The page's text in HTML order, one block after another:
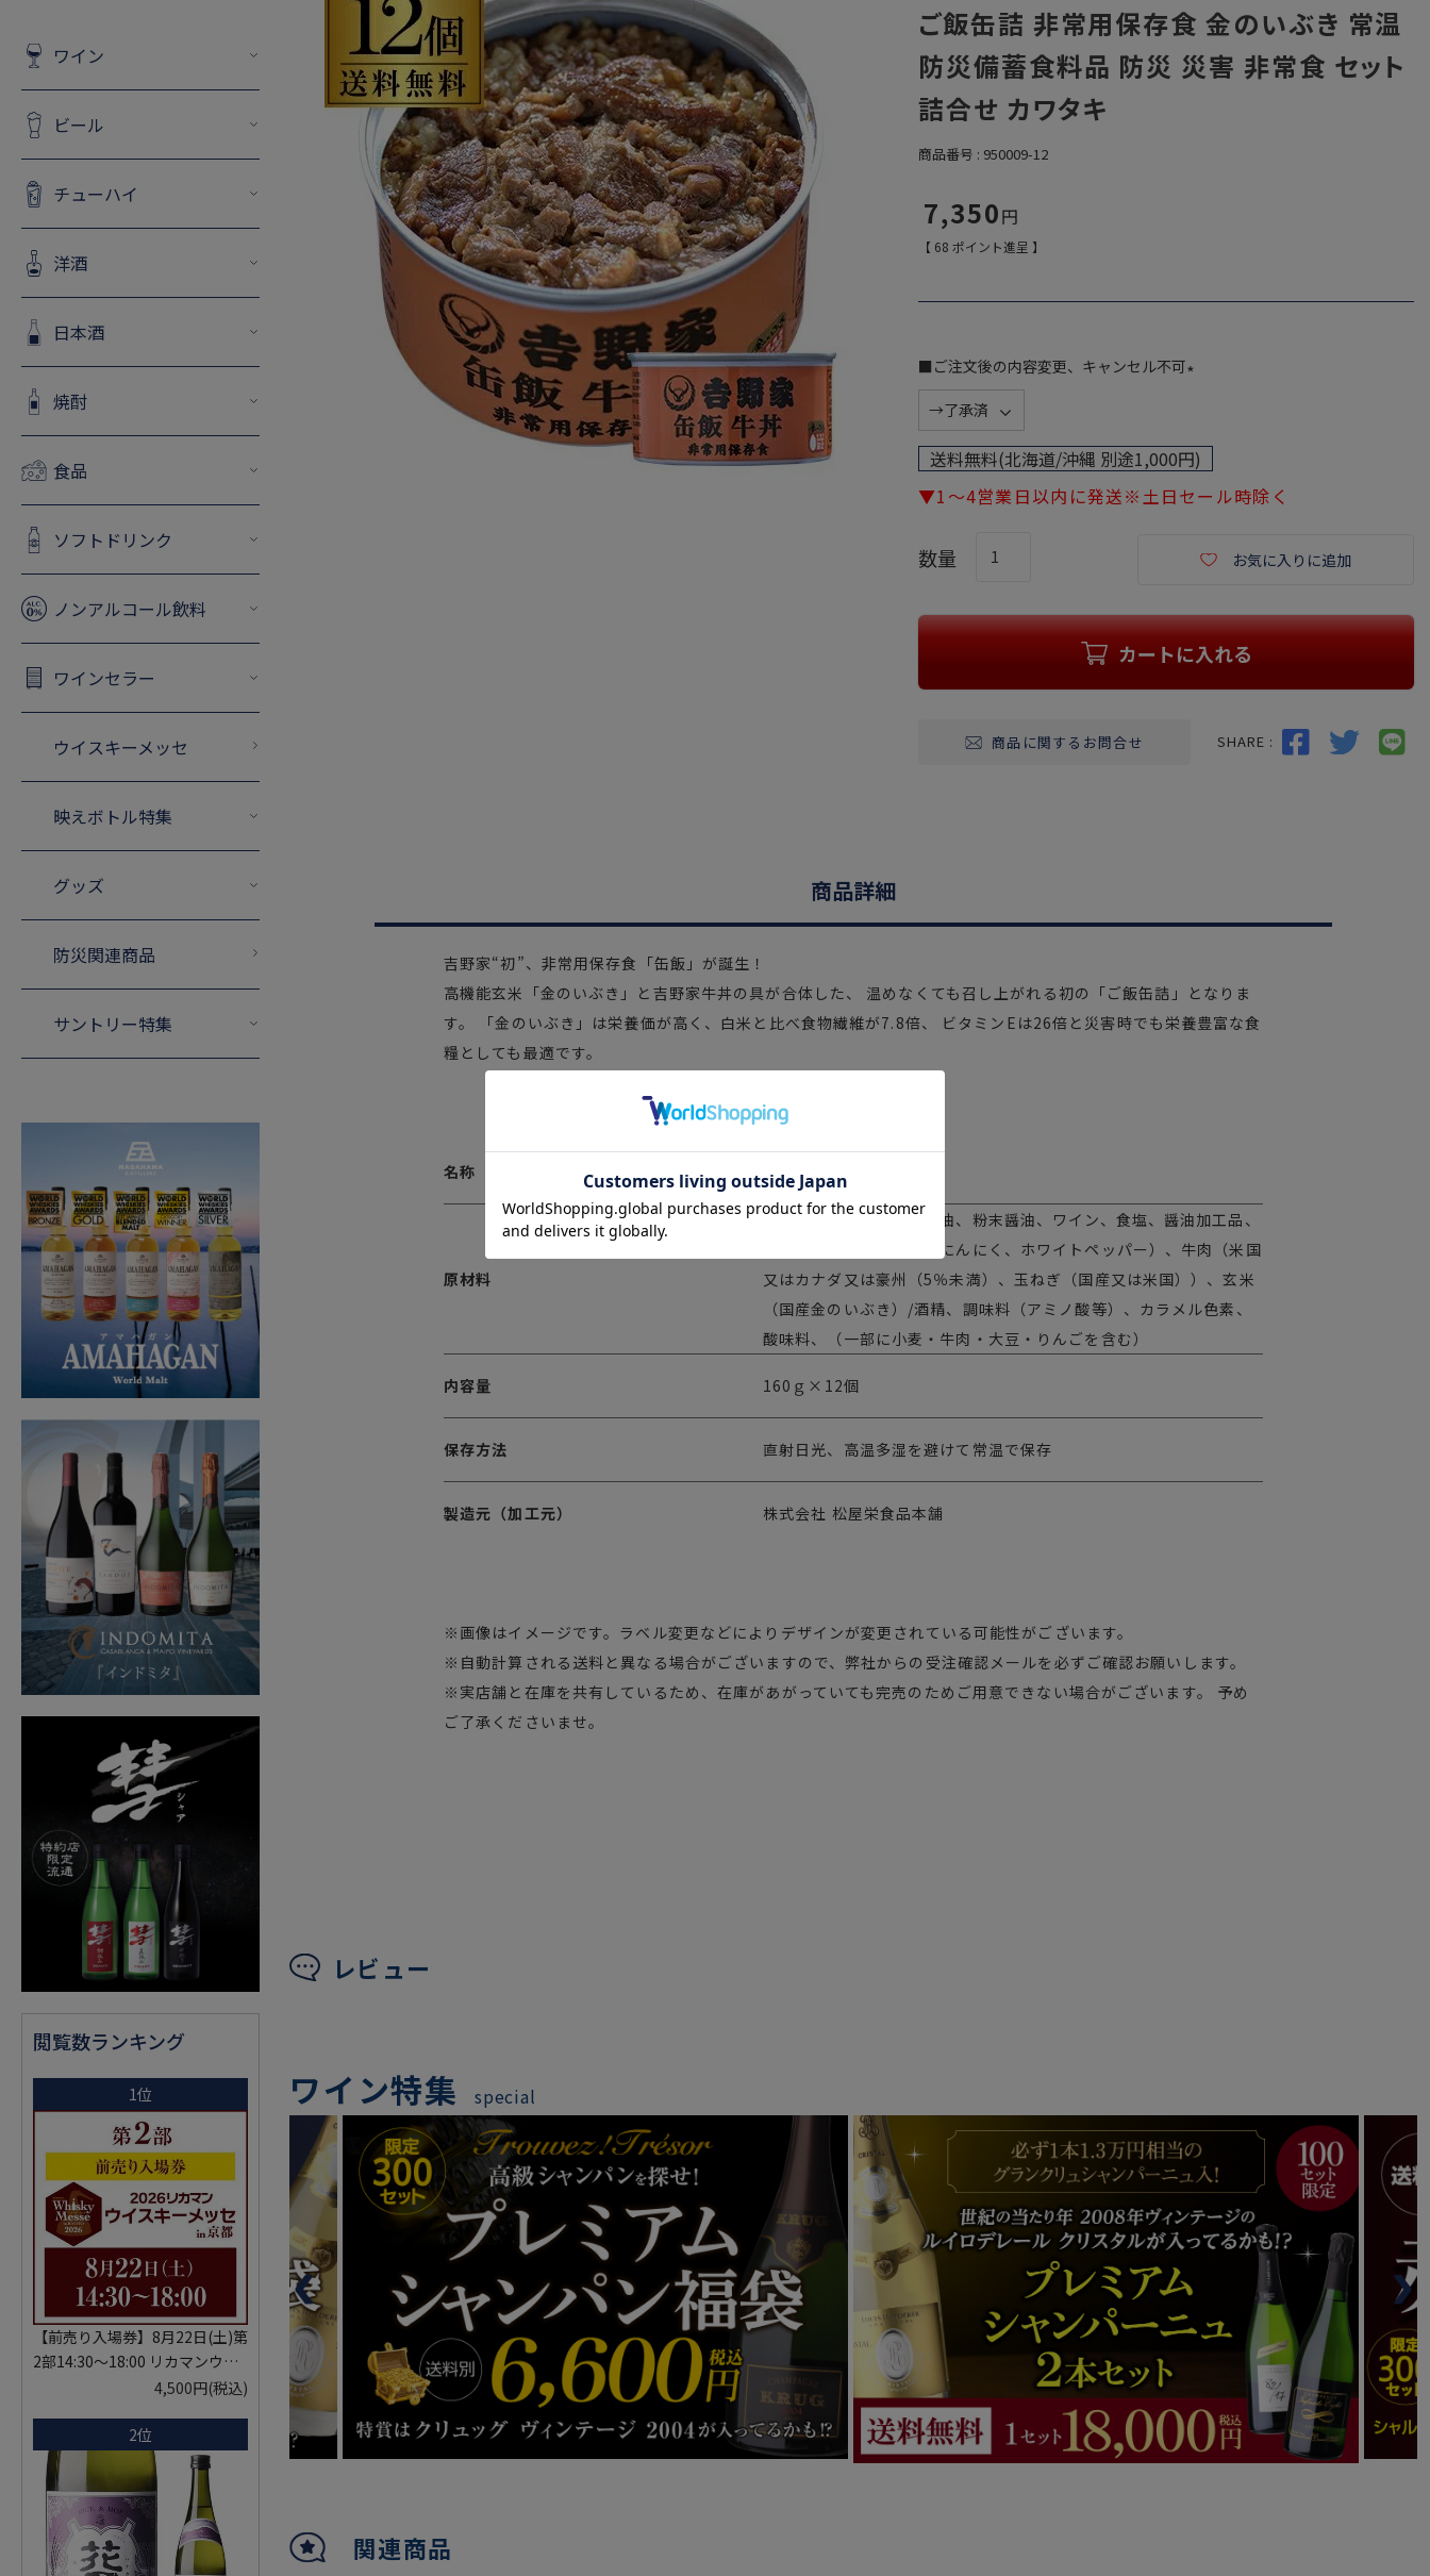
ワイン
ビール
チューハイ
洋酒
日本酒
焼酎
食品
ソフトドリンク
ノンアルコール飲料
ワインセラー
ウイスキーメッセ
映えボトル特集
グッズ
防災関連商品
サントリー特集
閲覧数ランキング
1位
【前売り入場券】8月22日(土)第
2部14:30～18:00 リカマンウイ
スキーメッセ in京都 2026 1枚
中旬】にメールにて配信予定
※代引き決済不可
4,500円(税込)
2位
ご飯缶詰 非常用保存食 金のいぶき 常温
防災備蓄食料品 防災 災害 非常食 セット
詰合せ カワタキ
商品番号 950009-12
7,350
【 68 ポイント進呈 】
■ご注文後の内容変更、キャンセル不可
須
)
送料無料(北海道/沖縄 別途1,000円)
▼1～4営業日以内に発送※土日セール時除く
お気に入りに追加
カートに入れる
商品に関するお問合せ SHARE :
商品詳細
吉野家“初”、非常用保存食「缶飯」が誕生！
高機能玄米「金のいぶき」と吉野家牛丼の具が合体した、 温めなくても召し上がれる初の「ご飯缶詰」となりま
す。 「金のいぶき」は栄養価が高く、白米と比べ食物繊維が7.8倍、 ビタミンEは26倍と災害時でも栄養豊富な食
糧としても最適です。
名称 米飯類(牛丼)
原材料
牛丼具（タレ（砂糖。醤油、粉末醤油、ワイン、食塩、醤油加工品、
生姜、オニオンエキス、にんにく、ホワイトペッパー）、牛肉（米国
又はカナダ又は豪州（5％未満）、玉ねぎ（国産又は米国））、玄米
（国産金のいぶき）/酒精、調味料（アミノ酸等）、カラメル色素、
酸味料、（一部に小麦・牛肉・大豆・りんごを含む）
内容量 160ｇ×12個
保存方法 直射日光、高温多湿を避けて常温で保存
製造元（加工元） 株式会社 松屋栄食品本舗
※画像はイメージです。ラベル変更などによりデザインが変更されている可能性がございます。
※自動計算される送料と異なる場合がございますので、弊社からの受注確認メールを必ずご確認お願いします。
※実店舗と在庫を共有しているため、在庫があがっていても完売のためご用意できない場合がございます。 予め
ご了承くださいませ。
レビュー
ワイン特集 special
関連商品